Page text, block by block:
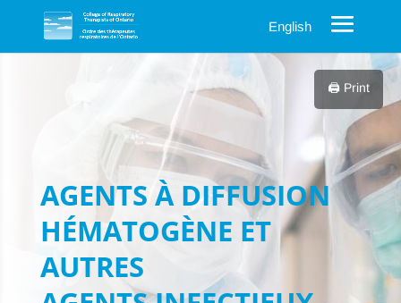
English
AGENTS À DIFFUSION
HÉMATOGÈNE ET
AUTRES
🖨️ Print